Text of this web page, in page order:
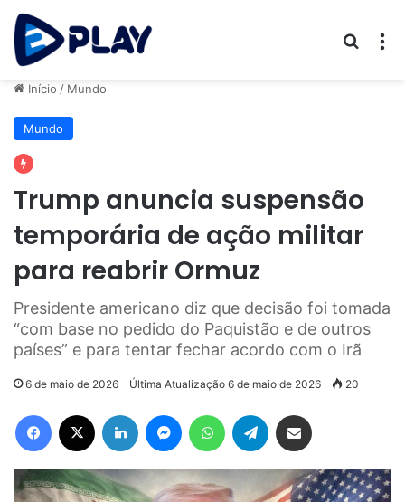
Início / Mundo
Mundo
Trump anuncia suspensão
temporária de ação militar
para reabrir Ormuz
Presidente americano diz que decisão foi tomada
“com base no pedido do Paquistão e de outros
países” e para tentar fechar acordo com o Irã
6 de maio de 2026 Última Atualização 6 de maio de 2026 20
Facebook Linkedin MessengerWhatsAppTelegram